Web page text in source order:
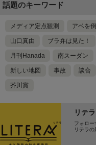
話題のキーワード
メディア定点観測 アベを
山口真由 ブラ弁は見た！
月刊Hanada 南スーダン
新しい地図 事故 談合
芥川賞
リテ
フォロー
リテラの